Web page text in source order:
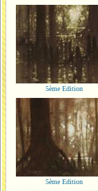
5ème Edition
5ème Edition